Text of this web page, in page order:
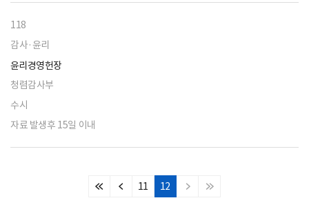
118
감사·윤리
윤리경영헌장
청렴감사부
수시
자료 발생후 15일 이내
처
이
11 12
다
마